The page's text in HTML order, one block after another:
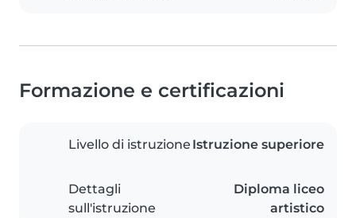
Formazione e certificazioni
Livello di istruzione Istruzione superiore
Dettagli
sull'istruzione
Diploma liceo
artistico